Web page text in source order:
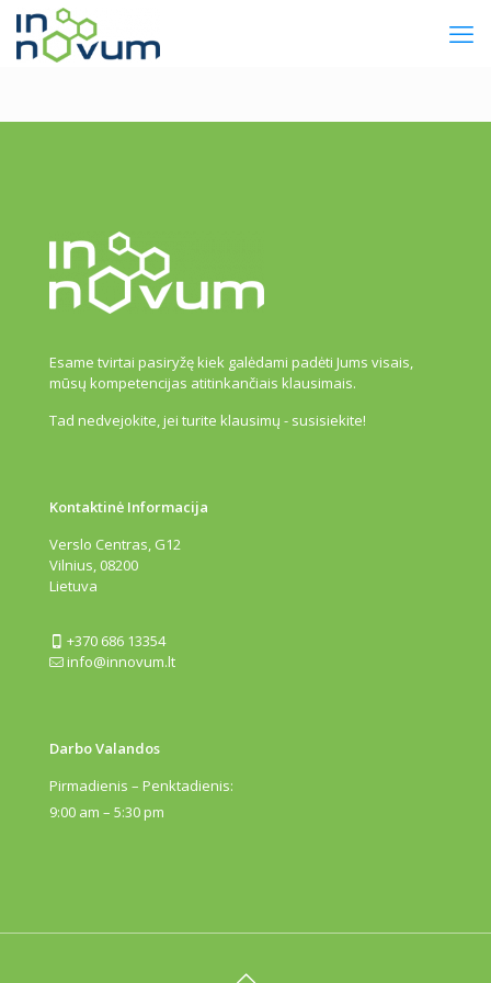
Esame tvirtai pasiryžę kiek galėdami padėti Jums visais,
mūsų kompetencijas atitinkančiais klausimais.
Tad nedvejokite, jei turite klausimų - susisiekite!
Kontaktinė Informacija
Verslo Centras, G12
Vilnius, 08200
Lietuva
+370 686 13354
info@innovum.lt
Darbo Valandos
Pirmadienis – Penktadienis:
9:00 am – 5:30 pm